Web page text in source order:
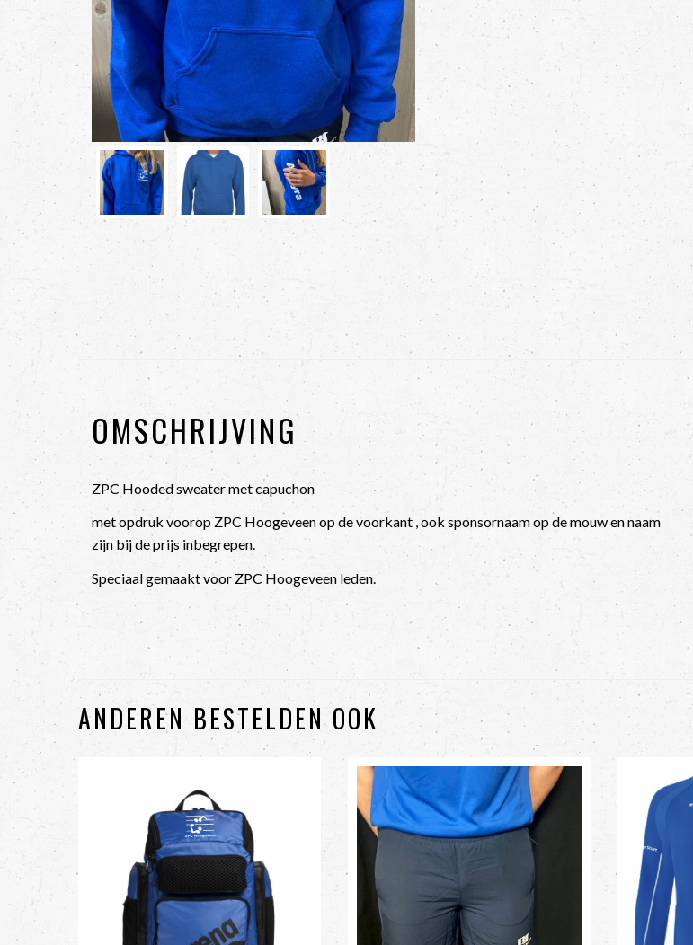
OMSCHRIJVING
ZPC Hooded sweater met capuchon
met opdruk voorop ZPC Hoogeveen op de voorkant , ook sponsornaam op de mouw en naam
zijn bij de prijs inbegrepen.
Speciaal gemaakt voor ZPC Hoogeveen leden.
ANDEREN BESTELDEN OOK